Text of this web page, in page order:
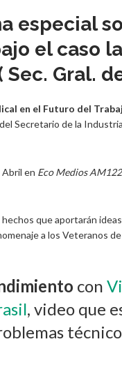
especial
el caso
Gral.
en el Futuro del
del Secretario de la
en Eco Medios
que aportarán
a los Veteranos
con
, video que